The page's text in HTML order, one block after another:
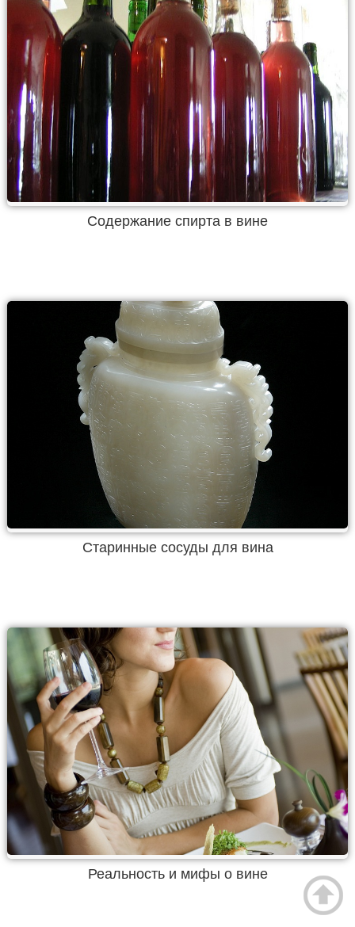
Содержание спирта в вине
Старинные сосуды для вина
Реальность и мифы о вине